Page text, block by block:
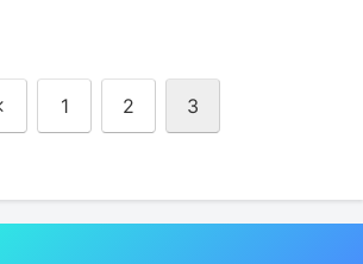
1 2 3